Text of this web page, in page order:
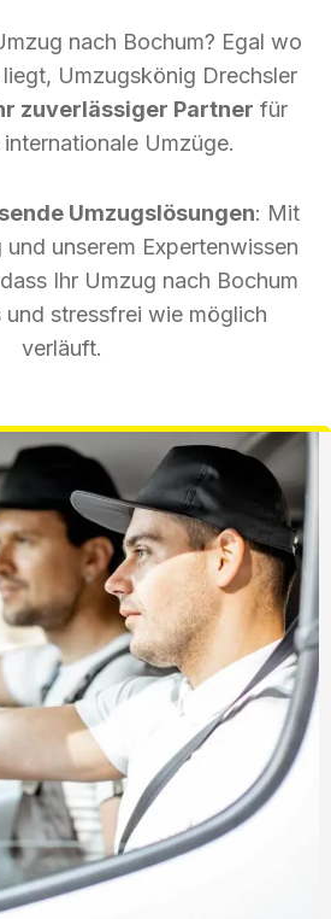
nach Bochum? Egal wo
Umzugskönig Drechsler
zuverlässiger Partner für
Umzüge.
Umzugslösungen: Mit
und unserem Expertenwissen
Ihr Umzug nach Bochum
und stressfrei wie möglich
verläuft.